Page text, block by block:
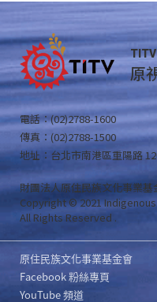
TITV
原
電話：(02)2788-1600
傳真：(02)2788-1500
地址：台北市南港區重陽路
財團法人原住民族文化事業基
Copyright © 2021
All Rights Reserved .
原住民族文化事業基金會
Facebook 粉絲專頁
YouTube 頻道